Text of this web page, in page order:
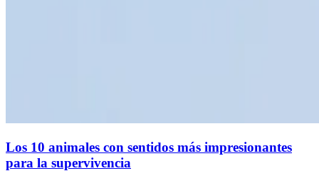
Los 10 animales con sentidos más impresionantes
para la supervivencia